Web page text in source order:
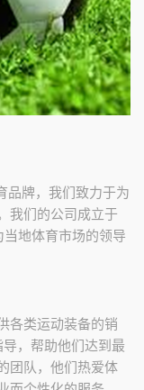
品牌，我们致力于为
我们的公司成立于
地体育市场的领导
各类运动装备的销
，帮助他们达到最
团队，他们热爱体